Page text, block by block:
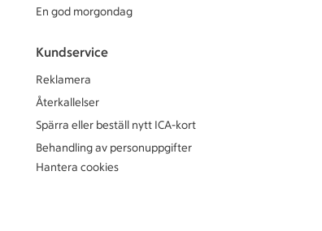
En god morgondag
Kundservice
Reklamera
Återkallelser
Spärra eller beställ nytt ICA-kort
Behandling av personuppgifter
Hantera cookies